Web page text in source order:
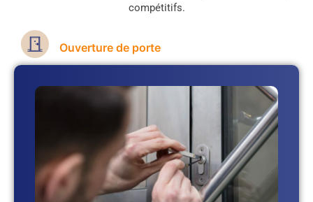
compétitifs.
Ouverture de porte